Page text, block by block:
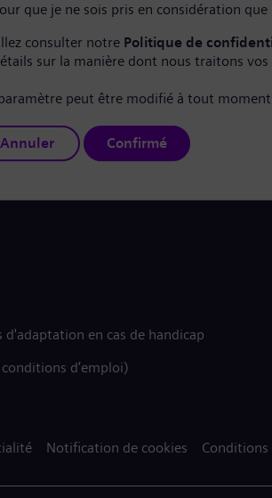
que je ne sois pris en considération
consulter notre Politique de
sur la manière dont nous traitons vos
peut être modifié à tout
Annuler Confirmé
en cas de handicap
d’emploi)
Notification de cookies Conditions